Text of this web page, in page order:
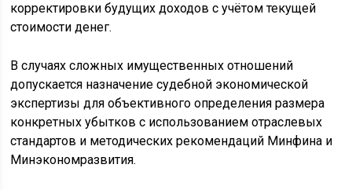
корректировки будущих доходов с учётом текущей
стоимости денег.
В случаях сложных имущественных отношений
допускается назначение судебной экономической
экспертизы для объективного определения размера
конкретных убытков с использованием отраслевых
стандартов и методических рекомендаций Минфина и
Минэкономразвития.